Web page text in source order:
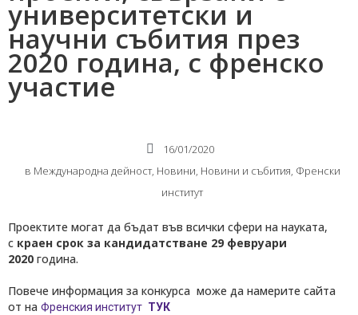
университетски и
научни събития през
2020 година, с френско
участие
16/01/2020
в Международнa дейност, Новини, Новини и събития, Френски
институт
Проектите могат да бъдат във всички сфери на науката,
с краен срок за кандидатстване 29 февруари
2020 година.
Повече информация за конкурса може да намерите сайта
от на Френския институт ТУК